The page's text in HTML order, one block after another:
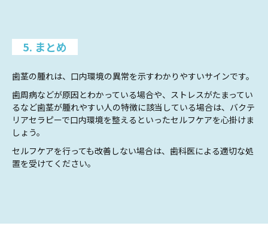
5. まとめ
歯茎の腫れは、口内環境の異常を示すわかりやすいサインです。
歯周病などが原因とわかっている場合や、ストレスがたまってい
るなど歯茎が腫れやすい人の特徴に該当している場合は、バクテ
リアセラピーで口内環境を整えるといったセルフケアを心掛けま
しょう。
セルフケアを行っても改善しない場合は、歯科医による適切な処
置を受けてください。